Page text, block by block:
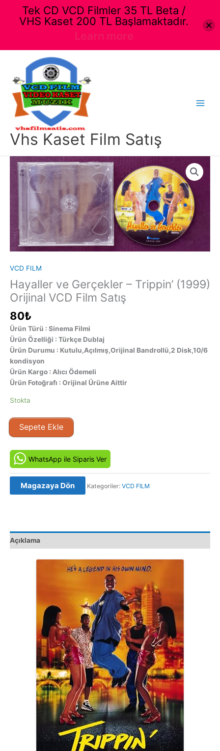
Vhs Kaset Film Satış
VCD FILM
Hayaller ve Gerçekler – Trippin’ (1999)
Orijinal VCD Film Satış
80₺
Ürün Türü : Sinema Filmi
Ürün Özelliği : Türkçe Dublaj
Ürün Durumu : Kutulu,Açılmış,Orijinal Bandrollü,2 Disk,10/6
kondisyon
Ürün Kargo : Alıcı Ödemeli
Ürün Fotoğrafı : Orijinal Ürüne Aittir
Stokta
Hayaller
ve
-
Trippin'
(1999)
Orijinal
adet
Sepete Ekle
WhatsApp ile Siparis Ver
Magazaya Dön Kategoriler: VCD FILM
Açıklama
Tek CD VCD Filmler 35 TL Beta /
VHS Kaset 200 TL Başlamaktadır.
Learn more